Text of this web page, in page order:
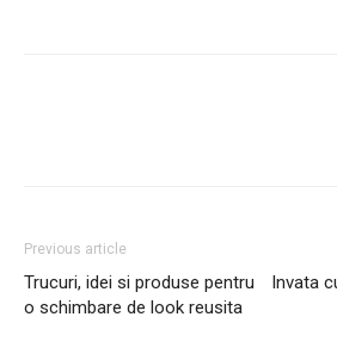
Previous article
Trucuri, idei si produse pentru
o schimbare de look reusita
Invata